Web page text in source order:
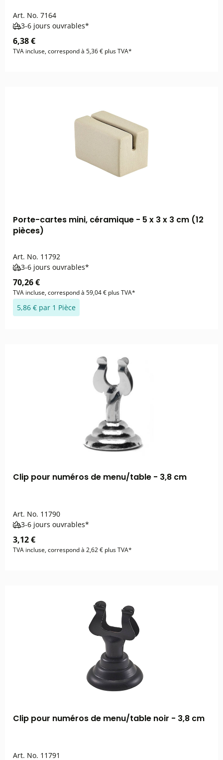
Art. No. 7164
3-6 jours ouvrables*
6,38 €
TVA incluse, correspond à 5,36 € plus TVA*
Porte-cartes mini, céramique - 5 x 3 x 3 cm (12
pièces)
Art. No. 11792
3-6 jours ouvrables*
70,26 €
TVA incluse, correspond à 59,04 € plus TVA*
5,86 € par 1 Pièce
Clip pour numéros de menu/table - 3,8 cm
Art. No. 11790
3-6 jours ouvrables*
3,12 €
TVA incluse, correspond à 2,62 € plus TVA*
Clip pour numéros de menu/table noir - 3,8 cm
Art. No. 11791